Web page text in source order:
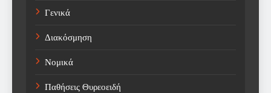
Γενικά
Διακόσμηση
Νομικά
Παθήσεις Θυρεοειδή